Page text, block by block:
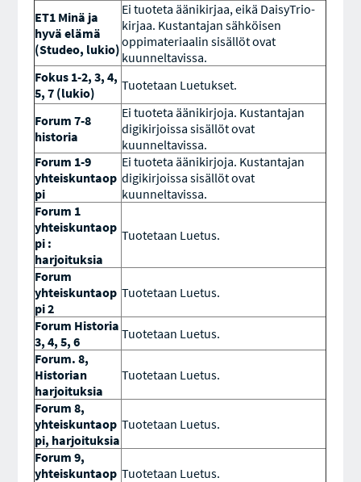
ET1 Minä ja
hyvä elämä
(Studeo, lukio)
Ei tuoteta äänikirjaa, eikä DaisyTrio-
kirjaa. Kustantajan sähköisen
oppimateriaalin sisällöt ovat
kuunneltavissa.
Fokus 1-2, 3, 4,
5, 7 (lukio)
Tuotetaan Luetukset.
Forum 7-8
historia
Ei tuoteta äänikirjoja. Kustantajan
digikirjoissa sisällöt ovat
kuunneltavissa.
Forum 1-9
yhteiskuntaop
pi
Ei tuoteta äänikirjoja. Kustantajan
digikirjoissa sisällöt ovat
kuunneltavissa.
Forum 1
yhteiskuntaop
pi :
harjoituksia
Tuotetaan Luetus.
Forum
yhteiskuntaop
pi 2
Tuotetaan Luetus.
Forum Historia
3, 4, 5, 6
Tuotetaan Luetus.
Forum. 8,
Historian
harjoituksia
Tuotetaan Luetus.
Forum 8,
yhteiskuntaop
pi, harjoituksia
Tuotetaan Luetus.
Forum 9,
yhteiskuntaop Tuotetaan Luetus.